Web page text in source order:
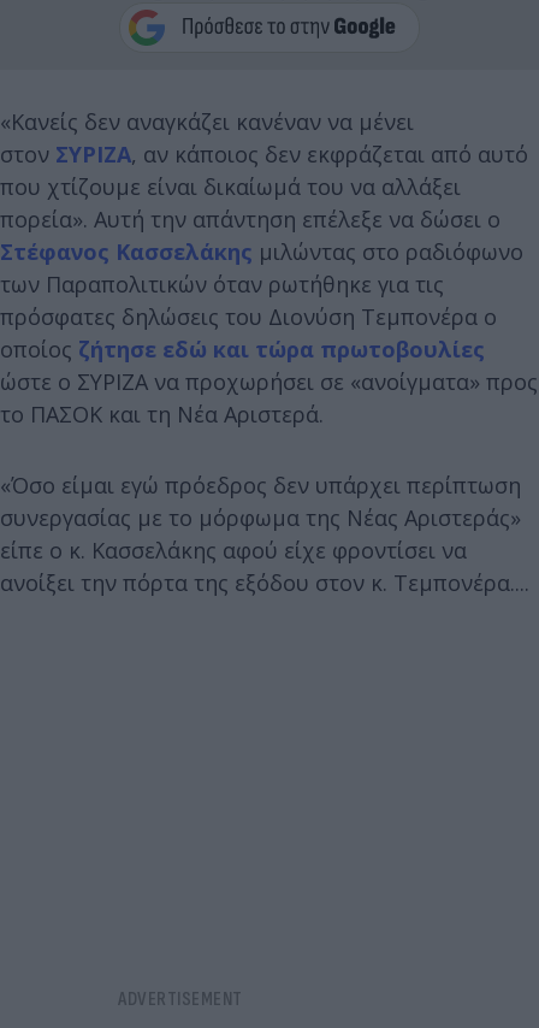
«Κανείς δεν αναγκάζει κανέναν να μένει
στον ΣΥΡΙΖΑ, αν κάποιος δεν εκφράζεται από αυτό
που χτίζουμε είναι δικαίωμά του να αλλάξει
πορεία». Αυτή την απάντηση επέλεξε να δώσει ο
Στέφανος Κασσελάκης μιλώντας στο ραδιόφωνο
των Παραπολιτικών όταν ρωτήθηκε για τις
πρόσφατες δηλώσεις του Διονύση Τεμπονέρα ο
οποίος ζήτησε εδώ και τώρα πρωτοβουλίες
ώστε ο ΣΥΡΙΖΑ να προχωρήσει σε «ανοίγματα» προς
το ΠΑΣΟΚ και τη Νέα Αριστερά.
«Όσο είμαι εγώ πρόεδρος δεν υπάρχει περίπτωση
συνεργασίας με το μόρφωμα της Νέας Αριστεράς»
είπε ο κ. Κασσελάκης αφού είχε φροντίσει να
ανοίξει την πόρτα της εξόδου στον κ. Τεμπονέρα....